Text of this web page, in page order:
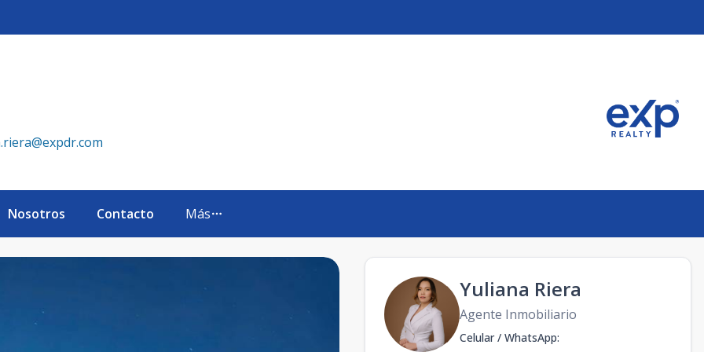
Nosotros Contacto Más
Yuliana Riera
Agente Inmobiliario
Celular / WhatsApp:
- eXp Realty República Dominicana